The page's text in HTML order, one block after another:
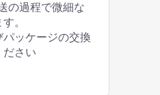
の過程で微細な
。
ッケージの交換
ださい